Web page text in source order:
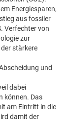
Energiesparen,
aus fossiler
Verfechter von
zur
stärkere
und
dabei
können. Das
am Eintritt in die
damit der